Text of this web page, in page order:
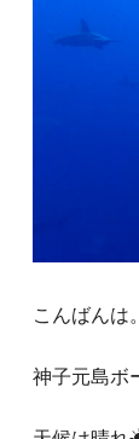
こんばんは
神子元島ボ